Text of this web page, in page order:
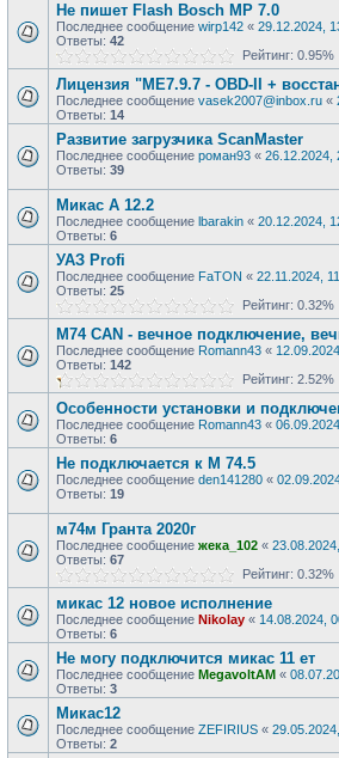
Не пишет Flash Bosch MP 7.0
Последнее сообщение wirp142 « 29.12.2024,
Ответы: 42
Рейтинг: 0.95%
Лицензия "ME7.9.7 - OBD-II +
Последнее сообщение vasek2007@inbox.ru «
Ответы: 14
Развитие загрузчика ScanMaster
Последнее сообщение роман93 « 26.12.2024,
Ответы: 39
Микас А 12.2
Последнее сообщение lbarakin « 20.12.2024,
Ответы: 6
УАЗ Profi
Последнее сообщение FaTON « 22.11.2024,
Ответы: 25
Рейтинг: 0.32%
M74 CAN - вечное подключение,
Последнее сообщение Romann43 «
Ответы: 142
Рейтинг: 2.52%
Особенности установки и
Последнее сообщение Romann43 «
Ответы: 6
Не подключается к М 74.5
Последнее сообщение den141280 «
Ответы: 19
м74м Гранта 2020г
Последнее сообщение жека_102 «
Ответы: 67
Рейтинг: 0.32%
микас 12 новое исполнение
Последнее сообщение Nikolay « 14.08.2024,
Ответы: 6
Не могу подключится микас 11 ет
Последнее сообщение MegavoltAM «
Ответы: 3
Микас12
Последнее сообщение ZEFIRIUS «
Ответы: 2